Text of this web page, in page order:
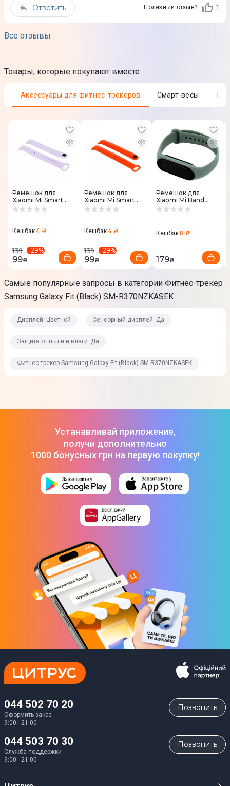
Ответить Полезный отзыв? 1
Все отзывы
Товары, которые покупают вместе
Аксессуары для фитнес-трекеров Смарт-весы
Ремешок для
Xiaomi Mi Smart
Band 8 (Lavender)
CW-SXMB8-LV
Кешбэк4 ₴
139 -29%
99₴
Ремешок для
Xiaomi Mi Smart
Band 8 (Red) CW-
SXMB8-RD
Кешбэк4 ₴
139 -29%
99₴
Ремешок для
Xiaomi Mi Band
5/6/7 ColorWay
(Khaki)
Кешбэк8 ₴
179₴
Самые популярные запросы в категории Фитнес-трекер
Samsung Galaxy Fit (Black) SM-R370NZKASEK
Дисплей: Цветной Сенсорный дисплей: Да
Защита от пыли и влаги: Да
Фитнес-трекер Samsung Galaxy Fit (Black) SM-R370NZKASEK
Устанавливай приложение,
получи дополнительно
1000 бонусных грн на первую покупку!
044 502 70 20
Оформить заказ
9:00 - 21:00
Позвонить
044 503 70 30
Служба поддержки
9:00 - 21:00
Позвонить